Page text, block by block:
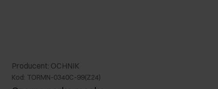
Producent: OCHNIK
Kod: TORMN-0340C-99(Z24)